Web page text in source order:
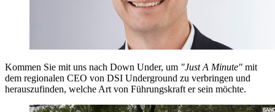
Kommen Sie mit uns nach Down Under, um "Just A Minute" mit
dem regionalen CEO von DSI Underground zu verbringen und
herauszufinden, welche Art von Führungskraft er sein möchte.